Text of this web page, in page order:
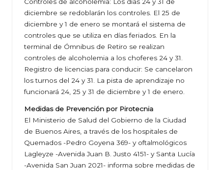
diciembre se redoblarán los controles. El 25 de
diciembre y 1 de enero se montará el sistema de
controles que se utiliza en días feriados. En la
terminal de Ómnibus de Retiro se realizan
controles de alcoholemia a los choferes 24 y 31.
Registro de licencias para conducir: Se cancelaron
los turnos del 24 y 31. La pista de aprendizaje no
funcionará 24, 25 y 31 de diciembre y 1 de enero.
Medidas de Prevención por Pirotecnia
El Ministerio de Salud del Gobierno de la Ciudad
de Buenos Aires, a través de los hospitales de
Quemados -Pedro Goyena 369- y oftalmológicos
Lagleyze -Avenida Juan B. Justo 4151- y Santa Lucía
-Avenida San Juan 2021- informa sobre medidas de